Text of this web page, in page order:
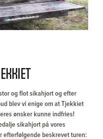
og flot sikahjort og efter
blev vi enige om at Tjekkiet
ønsker kunne indfries!
sikahjort på vores
efterfølgende beskrevet turen: